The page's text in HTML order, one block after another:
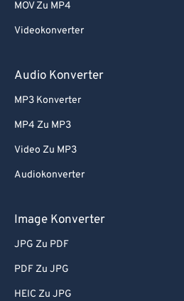
MOV Zu MP4
Videokonverter
Audio Konverter
MP3 Konverter
MP4 Zu MP3
Video Zu MP3
Audiokonverter
Image Konverter
JPG Zu PDF
PDF Zu JPG
HEIC Zu JPG